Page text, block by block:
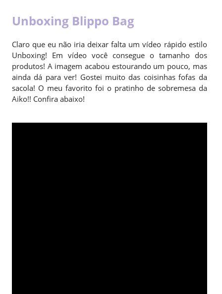
Unboxing Blippo Bag
Claro que eu não iria deixar falta um vídeo rápido estilo
Unboxing! Em vídeo você consegue o tamanho dos
produtos! A imagem acabou estourando um pouco, mas
ainda dá para ver! Gostei muito das coisinhas fofas da
sacola! O meu favorito foi o pratinho de sobremesa da
Aiko!! Confira abaixo!